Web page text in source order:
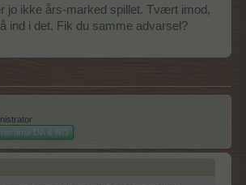
jo ikke års-marked spillet. Tvært imod,
ind i det. Fik du samme advarsel?
DA & NO